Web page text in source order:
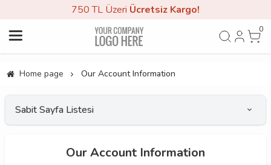
750 TL Üzeri Ücretsiz Kargo!
0
Home page Our Account Information
Sabit Sayfa Listesi
Our Account Information